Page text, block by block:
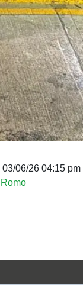
03/06/26 04:15 pm|
Romo